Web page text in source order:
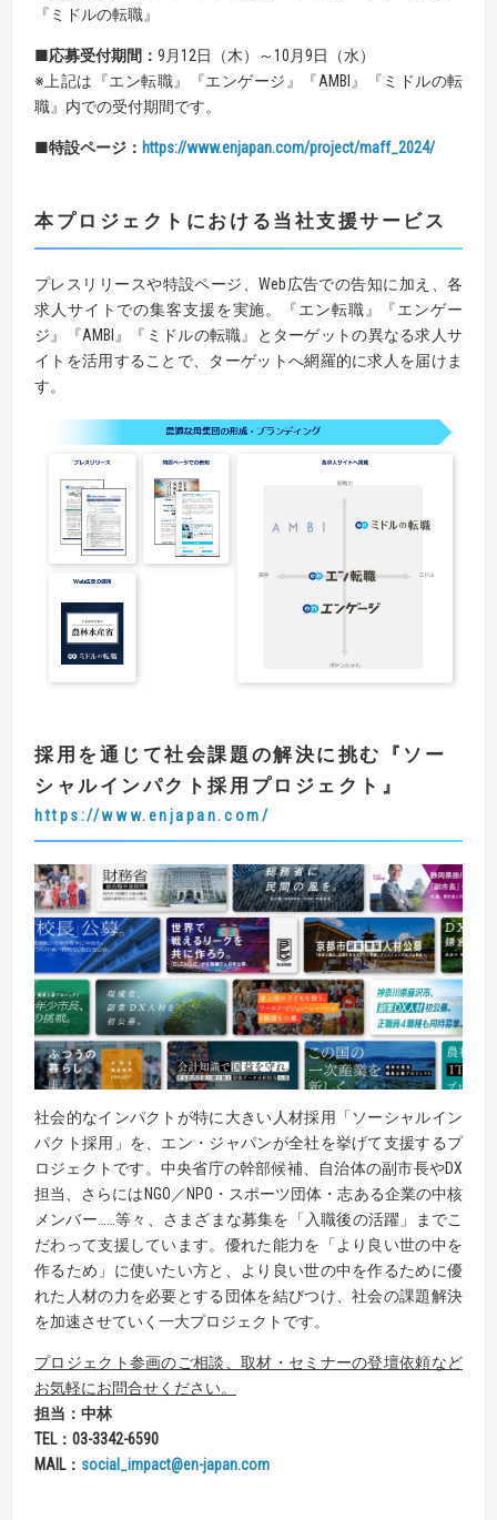
『ミドルの転職』
■応募受付期間： 9月12日（木）～10月9日（水）
※上記は『エン転職』『エンゲージ』『AMBI』『ミドルの転
職』内での受付期間です。
■特設ページ： https://www.enjapan.com/project/maff_2024/
本プロジェクトにおける当社支援サービス
プレスリリースや特設ページ、Web広告での告知に加え、各
求人サイトでの集客支援を実施。『エン転職』『エンゲー
ジ』『AMBI』『ミドルの転職』とターゲットの異なる求人サ
イトを活用することで、ターゲットへ網羅的に求人を届けま
す。
採用を通じて社会課題の解決に挑む 『 ソー
シャルインパクト採用プロジェクト 』
https://www.enjapan.com/
社会的なインパクトが特に大きい人材採用「ソーシャルイン
パクト採用」を、エン・ジャパンが全社を挙げて支援するプ
ロジェクトです。中央省庁の幹部候補、自治体の副市長やDX
担当、さらにはNGO／NPO・スポーツ団体・志ある企業の中核
メンバー……等々、さまざまな募集を「入職後の活躍」までこ
だわって支援しています。優れた能力を「より良い世の中を
作るため」に使いたい方と、より良い世の中を作るために優
れた人材の力を必要とする団体を結びつけ、社会の課題解決
を加速させていく一大プロジェクトです。
プロジェクト参画のご相談、取材・セミナーの登壇依頼など
お気軽にお問合せください。
担当：中林
TEL： 03-3342-6590
MAIL： social_impact@en-japan.com